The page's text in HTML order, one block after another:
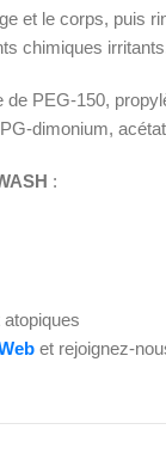
et le corps, puis
chimiques
PEG-150,
dimonium,
:
et rejoignez-